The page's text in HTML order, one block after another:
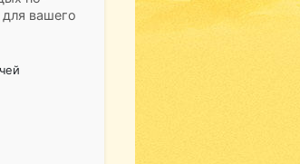
вашего